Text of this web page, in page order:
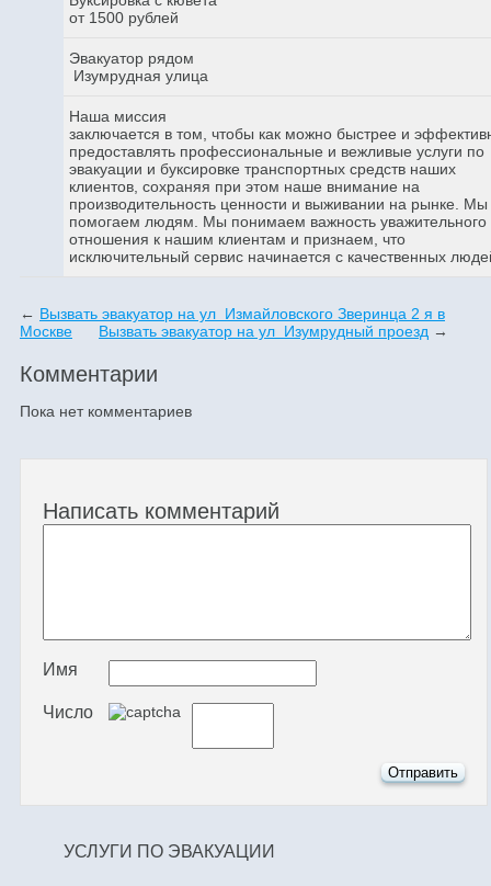
от 1500 рублей
Эвакуатор рядом
Изумрудная улица
Наша миссия
заключается в том, чтобы как можно быстрее и
предоставлять профессиональные и вежливые услуги по
эвакуации и буксировке транспортных средств наших
клиентов, сохраняя при этом наше внимание на
производительность ценности и выживании на рынке. Мы
помогаем людям. Мы понимаем важность уважительного
отношения к нашим клиентам и признаем, что
исключительный сервис начинается с качественных
← Вызвать эвакуатор на ул Измайловского Зверинца 2 я в
Москве
Вызвать эвакуатор на ул Изумрудный проезд →
Комментарии
Пока нет комментариев
Написать комментарий
Имя
Число
УСЛУГИ ПО ЭВАКУАЦИИ